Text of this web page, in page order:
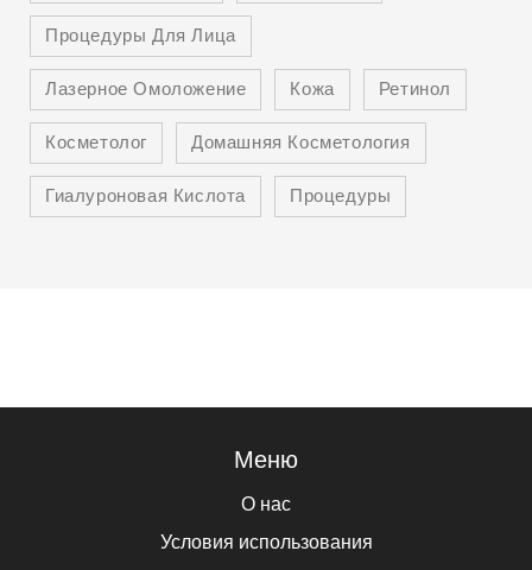
Процедуры Для Лица
Лазерное Омоложение
Кожа
Ретинол
Косметолог
Домашняя Косметология
Гиалуроновая Кислота
Процедуры
Меню
О нас
Условия использования